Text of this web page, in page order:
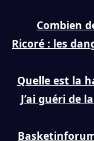
Combien
Ricoré : les
Quelle est la
J’ai guéri de